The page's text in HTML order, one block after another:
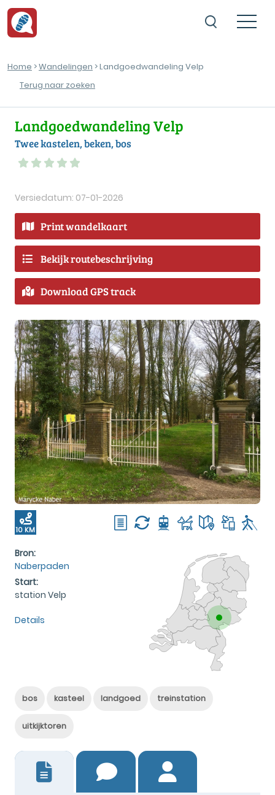
Home >Wandelingen > Landgoedwandeling Velp
Terug naar zoeken
Landgoedwandeling Velp
Twee kastelen, beken, bos
Versiedatum: 07-01-2026
Print wandelkaart
Bekijk routebeschrijving
Download GPS track
10 KM
Bron:
Naberpaden
Start:
station Velp
Details
bos kasteel landgoed treinstation
uitkijktoren